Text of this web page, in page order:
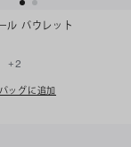
ル バウレット
+2
ッグに追加